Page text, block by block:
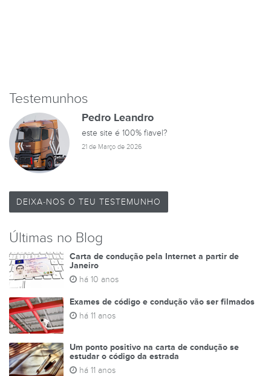
Testemunhos
Pedro Leandro
este site é 100% fiavel?
21 de Março de 2026
DEIXA-NOS O TEU TESTEMUNHO
Últimas no Blog
Carta de condução pela Internet a partir de
Janeiro
há 10 anos
Exames de código e condução vão ser filmados
há 11 anos
Um ponto positivo na carta de condução se
estudar o código da estrada
há 11 anos